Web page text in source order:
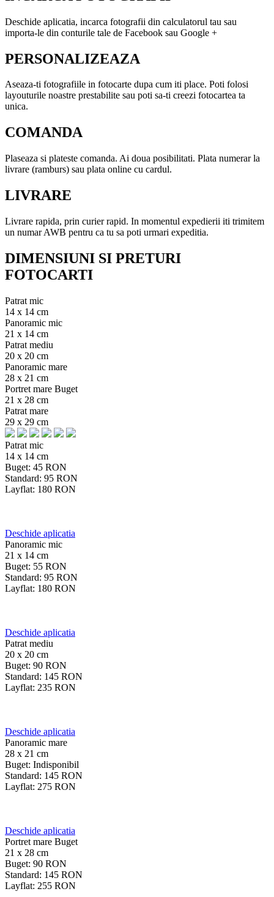
Deschide aplicatia, incarca fotografii din calculatorul tau sau
importa-le din conturile tale de Facebook sau Google +
PERSONALIZEAZA
Aseaza-ti fotografiile in fotocarte dupa cum iti place. Poti folosi
layouturile noastre prestabilite sau poti sa-ti creezi fotocartea ta
unica.
COMANDA
Plaseaza si plateste comanda. Ai doua posibilitati. Plata numerar la
livrare (ramburs) sau plata online cu cardul.
LIVRARE
Livrare rapida, prin curier rapid. In momentul expedierii iti trimitem
un numar AWB pentru ca tu sa poti urmari expeditia.
DIMENSIUNI SI PRETURI
FOTOCARTI
Patrat mic
14 x 14 cm
Panoramic mic
21 x 14 cm
Patrat mediu
20 x 20 cm
Panoramic mare
28 x 21 cm
Portret mare Buget
21 x 28 cm
Patrat mare
29 x 29 cm
Patrat mic
14 x 14 cm
Buget: 45 RON
Standard: 95 RON
Layflat: 180 RON
Deschide aplicatia
Panoramic mic
21 x 14 cm
Buget: 55 RON
Standard: 95 RON
Layflat: 180 RON
Deschide aplicatia
Patrat mediu
20 x 20 cm
Buget: 90 RON
Standard: 145 RON
Layflat: 235 RON
Deschide aplicatia
Panoramic mare
28 x 21 cm
Buget: Indisponibil
Standard: 145 RON
Layflat: 275 RON
Deschide aplicatia
Portret mare Buget
21 x 28 cm
Buget: 90 RON
Standard: 145 RON
Layflat: 255 RON